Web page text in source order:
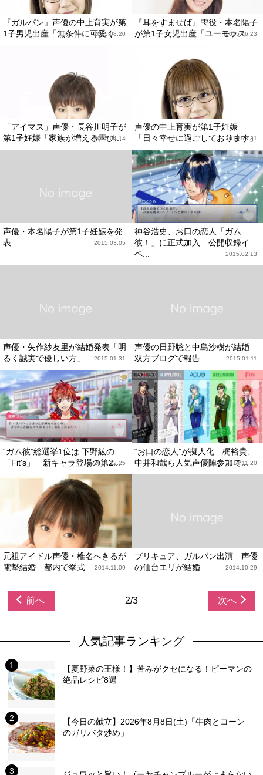
『ガルパン』声優の中上育実が第
1子男児出産「無条件に可愛く...
2015.08.20
『耳をすませば』雫役・本名陽子
が第1子女児出産「ユーモラス...
2015.06.23
「アイマス」声優・長谷川明子が
第1子妊娠「家族が増える喜び...
2015.04.14
声優の中上育実が第1子妊娠
「日々幸せに過ごしております」
2015.03.31
声優・本名陽子が第1子妊娠を発
表
2015.03.05
神谷浩史、お口の恋人「ガム
彼！」に正式加入 公開収録イ
ベ...
2015.02.13
声優・矢作紗友里が結婚発表「明
るく誠実で優しい方」
2015.01.31
声優の日野聡と中島沙樹が結婚
双方ブログで報告
2015.01.11
“ガム彼”総選挙1位は 下野紘の
「Fit's」 新キャラ登場の第2...
2014.12.25
“お口の恋人”が擬人化 梶裕貴、
中井和哉ら人気声優陣参加で...
2014.11.20
元祖アイドル声優・椎名へきるが
電撃結婚 都内で挙式
2014.11.09
プリキュア、ガルパン出演 声優
の仙台エリが結婚
2014.10.29
前へ 2/3 次へ
人気記事ランキング
【夏野菜の王様！】苦みがクセになる！ピーマンの
絶品レシピ8選
【今日の献立】2026年8月8日(土)「牛肉とコーン
のガリバタ炒め」